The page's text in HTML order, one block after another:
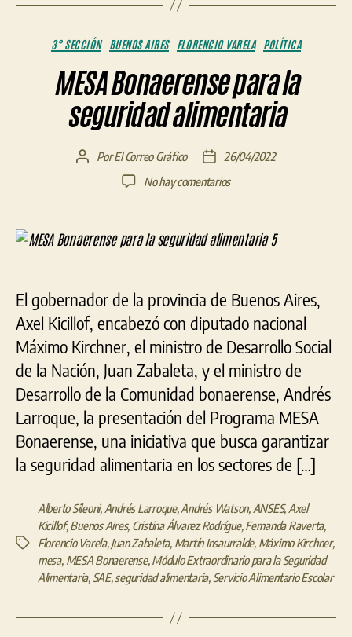
Categorías
3° SECCIÓN BUENOS AIRES FLORENCIO VARELA POLÍTICA
MESA Bonaerense para la
seguridad alimentaria
AutorPorEl Correo Gráfico
Fecha
de
26/04/2022
No hay comentariosen
para
la
El gobernador de la provincia de Buenos Aires,
Axel Kicillof, encabezó con diputado nacional
Máximo Kirchner, el ministro de Desarrollo Social
de la Nación, Juan Zabaleta, y el ministro de
Desarrollo de la Comunidad bonaerense, Andrés
Larroque, la presentación del Programa MESA
Bonaerense, una iniciativa que busca garantizar
la seguridad alimentaria en los sectores de […]
Etiquetas
Alberto Sileoni, Andrés Larroque,Andrés Watson, ANSES, Axel
Kicillof,Buenos Aires, Cristina Álvarez Rodrígue,Fernanda Raverta,
Florencio Varela,Juan Zabaleta, Martín Insaurralde, Máximo Kirchner,
mesa, MESA Bonaerense,Módulo Extraordinario para la Seguridad
Alimentaria, SAE,seguridad alimentaria, Servicio Alimentario Escolar